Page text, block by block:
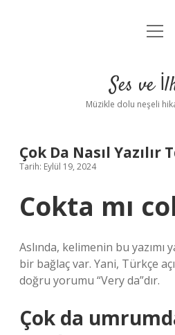
Anasayfa
Yasal
Ses ve
Müzikle dolu neşeli
Çok Da Nasıl Yazılır
Tarih: Eylül 19, 2024
Cokta mı
Aslında, kelimenin bu yazımı
bir bağlaç var. Yani, Türkçe
doğru yorumu “Very da”dır.
Çok da